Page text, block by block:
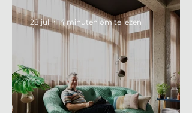
28 jul 4 minuten om te lezen